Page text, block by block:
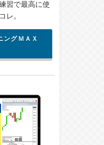
習で最高に使
レ。
ングＭＡＸ